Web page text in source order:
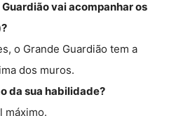
vai acompanhar os
o Grande Guardião tem a
dos muros.
da sua habilidade?
máximo.